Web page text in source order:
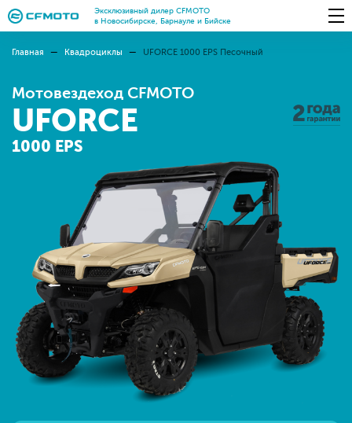
Эксклюзивный дилер CFMOTO
в Новосибирске, Барнауле и Бийске
Главная Квадроциклы UFORCE 1000 EPS Песочный
Мотовездеход CFMOTO
UFORCE
1000 EPS